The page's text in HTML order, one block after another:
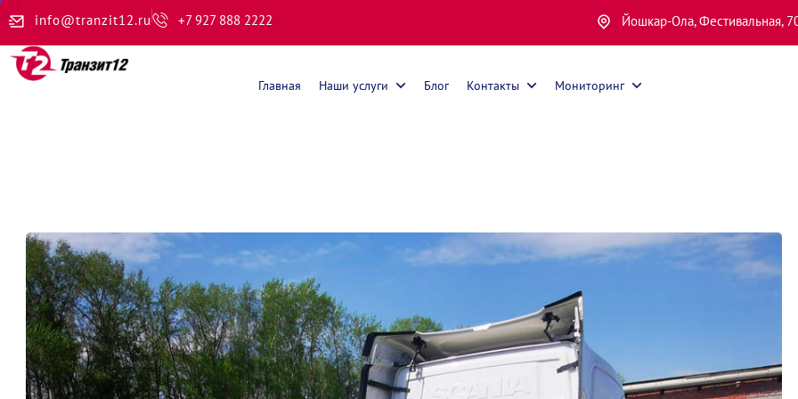
info@tranzit12.ru +7 927 888 2222 Йошкар-Ола, Фестивальная,
Главная Наши услуги Блог Контакты Мониторинг